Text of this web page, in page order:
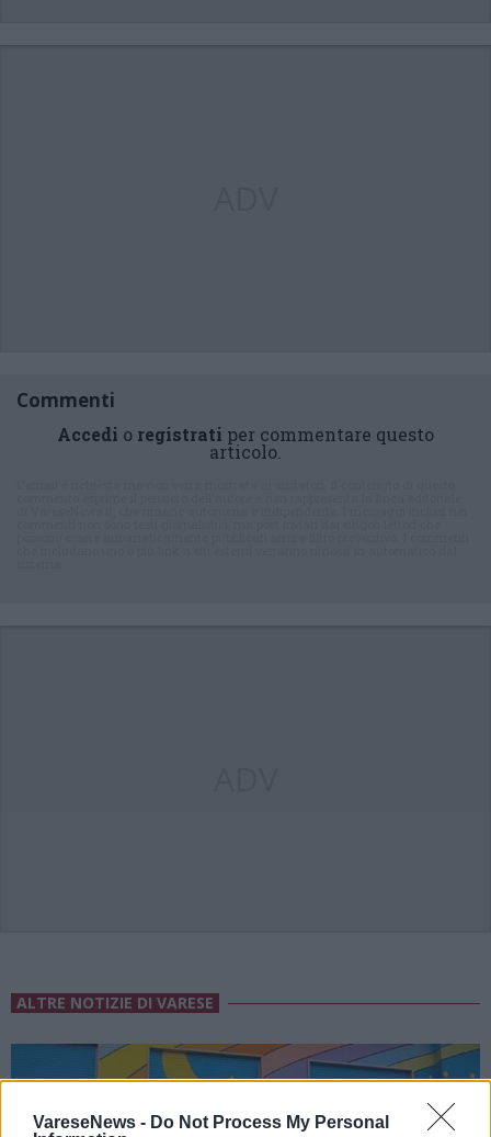
VareseNews - Do Not Process My Personal
Commenti
Accedi o registrati per commentare questo
articolo.
ALTRE NOTIZIE DI VARESE